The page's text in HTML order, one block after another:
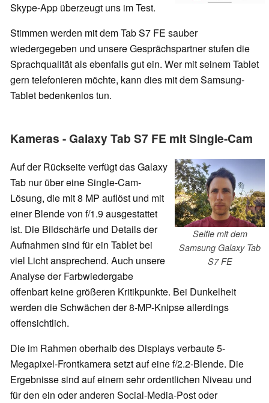
Skype-App überzeugt uns im Test.
Stimmen werden mit dem Tab S7 FE sauber
wiedergegeben und unsere Gesprächspartner stufen die
Sprachqualität als ebenfalls gut ein. Wer mit seinem Tablet
gern telefonieren möchte, kann dies mit dem Samsung-
Tablet bedenkenlos tun.
Kameras - Galaxy Tab S7 FE mit Single-Cam
Selfie mit dem
Samsung Galaxy Tab
S7 FE
Auf der Rückseite verfügt das Galaxy
Tab nur über eine Single-Cam-
Lösung, die mit 8 MP auflöst und mit
einer Blende von f/1.9 ausgestattet
ist. Die Bildschärfe und Details der
Aufnahmen sind für ein Tablet bei
viel Licht ansprechend. Auch unsere
Analyse der Farbwiedergabe
offenbart keine größeren Kritikpunkte. Bei Dunkelheit
werden die Schwächen der 8-MP-Knipse allerdings
offensichtlich.
Die im Rahmen oberhalb des Displays verbaute 5-
Megapixel-Frontkamera setzt auf eine f/2.2-Blende. Die
Ergebnisse sind auf einem sehr ordentlichen Niveau und
für den ein oder anderen Social-Media-Post oder